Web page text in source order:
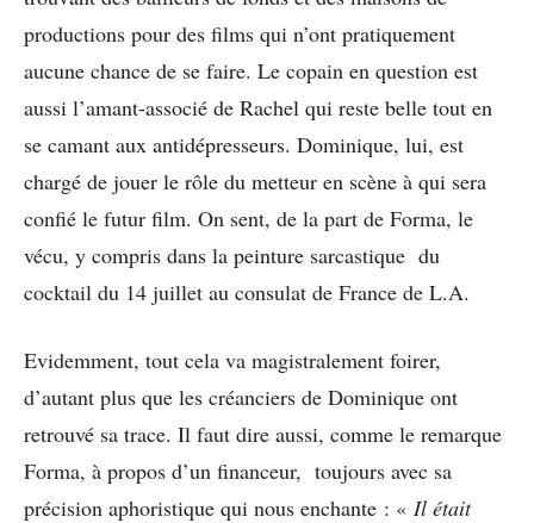
productions pour des films qui n’ont pratiquement
aucune chance de se faire. Le copain en question est
aussi l’amant-associé de Rachel qui reste belle tout en
se camant aux antidépresseurs. Dominique, lui, est
chargé de jouer le rôle du metteur en scène à qui sera
confié le futur film. On sent, de la part de Forma, le
vécu, y compris dans la peinture sarcastique du
cocktail du 14 juillet au consulat de France de L.A.
Evidemment, tout cela va magistralement foirer,
d’autant plus que les créanciers de Dominique ont
retrouvé sa trace. Il faut dire aussi, comme le remarque
Forma, à propos d’un financeur, toujours avec sa
précision aphoristique qui nous enchante : « Il était